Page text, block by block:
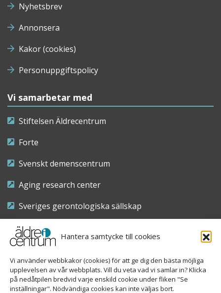
Hantera samtycke till cookies
Vi använder webbkakor (cookies) för att ge dig den bästa möjliga
upplevelsen av vår webbplats. Vill du veta vad vi samlar in? Klicka
på nedåtpilen bredvid varje enskild cookie under fliken "Se
inställningar". Nödvändiga cookies kan inte väljas bort.
Nyhetsbrev
Annonsera
Kakor (cookies)
Personuppgiftspolicy
Vi samarbetar med
Stiftelsen Äldrecentrum
Forte
Svenskt demenscentrum
Aging research center
Sveriges gerontologiska sällskap
Riksföreningen för sjuksköterskor inom äldre- och
demensvård
Nationellt kompetenscentrum anhöriga